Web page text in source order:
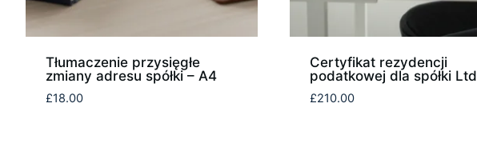
Tłumaczenie przysięgłe
zmiany adresu spółki – A4
£18.00
Certyfikat rezydencji
podatkowej dla spółki Ltd
£210.00